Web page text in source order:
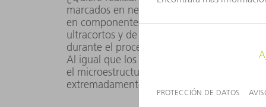
marcados en negro que resistan sin
en componentes e instrumentos de
ultracortos y de alta energía, TruMicro
durante el procesamiento, lo que permite
Al igual que los micromecanizados de alta
el microestructurado de marcados
extremadamente delgadas.